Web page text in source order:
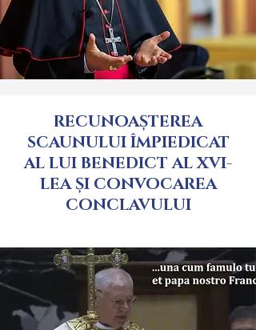
RECUNOAȘTEREA
SCAUNULUI ÎMPIEDICAT
AL LUI BENEDICT AL XVI-
LEA ȘI CONVOCAREA
CONCLAVULUI